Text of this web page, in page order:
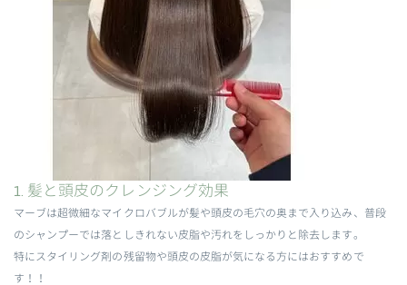
1. 髪と頭皮のクレンジング効果
マーブは超微細なマイクロバブルが髪や頭皮の毛穴の奥まで入り込み、普段
のシャンプーでは落としきれない皮脂や汚れをしっかりと除去します。
特にスタイリング剤の残留物や頭皮の皮脂が気になる方にはおすすめで
す！！